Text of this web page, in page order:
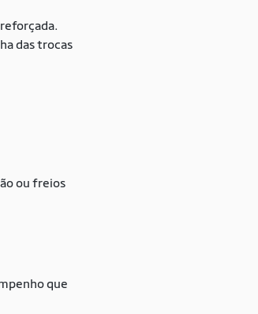
das trocas
ou freios
que